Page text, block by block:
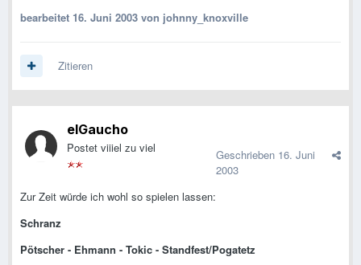
bearbeitet 16. Juni 2003 von johnny_knoxville
Zitieren
elGaucho
Postet viiiel zu viel Geschrieben 16. Juni
2003
Zur Zeit würde ich wohl so spielen lassen:
Schranz
Pötscher - Ehmann - Tokic - Standfest/Pogatetz